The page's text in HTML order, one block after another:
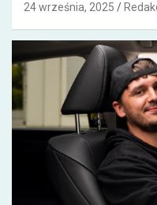
24 września, 2025